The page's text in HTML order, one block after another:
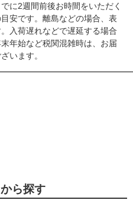
に2週間前後お時間をいただく
安です。離島などの場合、表
入荷遅れなどで遅延する場合
年始など税関混雑時は、お届
います。
ら探す